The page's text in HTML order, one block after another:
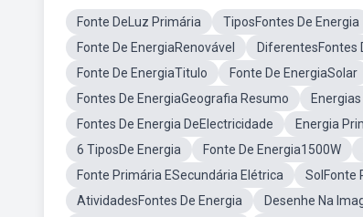
Fonte DeLuz Primária TiposFontes De Energia
Fonte De EnergiaRenovável
DiferentesFontes
Fonte De EnergiaTitulo
Fonte De EnergiaSolar
Fontes De EnergiaGeografia Resumo
Fontes De Energia DeElectricidade
Energia
6 TiposDe Energia
Fonte De Energia1500W
Fonte Primária ESecundária Elétrica
SolFonte
AtividadesFontes De Energia
Desenhe Na